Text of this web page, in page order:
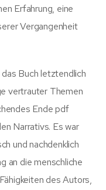
Erfahrung, eine
Vergangenheit
Buch letztendlich
vertrauter Themen
Ende pdf
Narrativs. Es war
und nachdenklich
an die menschliche
des Autors,